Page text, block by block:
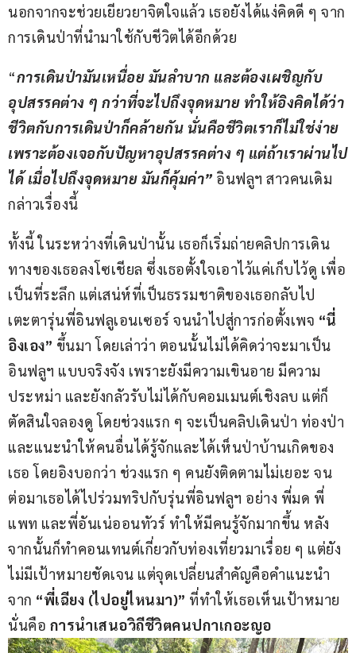
นอกจากจะช่วยเยียวยาจิตใจแล้ว เธอยังได้แง่คิดดี ๆ จาก
การเดินป่าที่นำมาใช้กับชีวิตได้อีกด้วย
“การเดินป่ามันเหนื่อย มันลำบาก และต้องเผชิญกับ
อุปสรรคต่าง ๆ กว่าที่จะไปถึงจุดหมาย ทำให้อิงคิดได้ว่า
ชีวิตกับการเดินป่าก็คล้ายกัน นั่นคือชีวิตเราก็ไม่ใช่ง่าย
เพราะต้องเจอกับปัญหาอุปสรรคต่าง ๆ แต่ถ้าเราผ่านไป
ได้ เมื่อไปถึงจุดหมาย มันก็คุ้มค่า” อินฟลูฯ สาวคนเดิม
กล่าวเรื่องนี้
ทั้งนี้ ในระหว่างที่เดินป่านั้น เธอก็เริ่มถ่ายคลิปการเดิน
ทางของเธอลงโซเชียล ซึ่งเธอตั้งใจเอาไว้แค่เก็บไว้ดู เพื่อ
เป็นที่ระลึก แต่เสน่ห์ที่เป็นธรรมชาติของเธอกลับไป
เตะตารุ่นพี่อินฟลูเอนเซอร์ จนนำไปสู่การก่อตั้งเพจ “นี่
อิงเอง” ขึ้นมา โดยเล่าว่า ตอนนั้นไม่ได้คิดว่าจะมาเป็น
อินฟลูฯ แบบจริงจัง เพราะยังมีความเขินอาย มีความ
ประหม่า และยังกลัวรับไม่ได้กับคอมเมนต์เชิงลบ แต่ก็
ตัดสินใจลองดู โดยช่วงแรก ๆ จะเป็นคลิปเดินป่า ท่องป่า
และแนะนำให้คนอื่นได้รู้จักและได้เห็นป่าบ้านเกิดของ
เธอ โดยอิงบอกว่า ช่วงแรก ๆ คนยังติดตามไม่เยอะ จน
ต่อมาเธอได้ไปร่วมทริปกับรุ่นพี่อินฟลูฯ อย่าง พี่มด พี่
แพท และพี่อันเน่ออนทัวร์ ทำให้มีคนรู้จักมากขึ้น หลัง
จากนั้นก็ทำคอนเทนต์เกี่ยวกับท่องเที่ยวมาเรื่อย ๆ แต่ยัง
ไม่มีเป้าหมายชัดเจน แต่จุดเปลี่ยนสำคัญคือคำแนะนำ
จาก “พี่เฉียง (ไปอยู่ไหนมา)” ที่ทำให้เธอเห็นเป้าหมาย
นั่นคือ การนำเสนอวิถีชีวิตคนปกาเกอะญอ